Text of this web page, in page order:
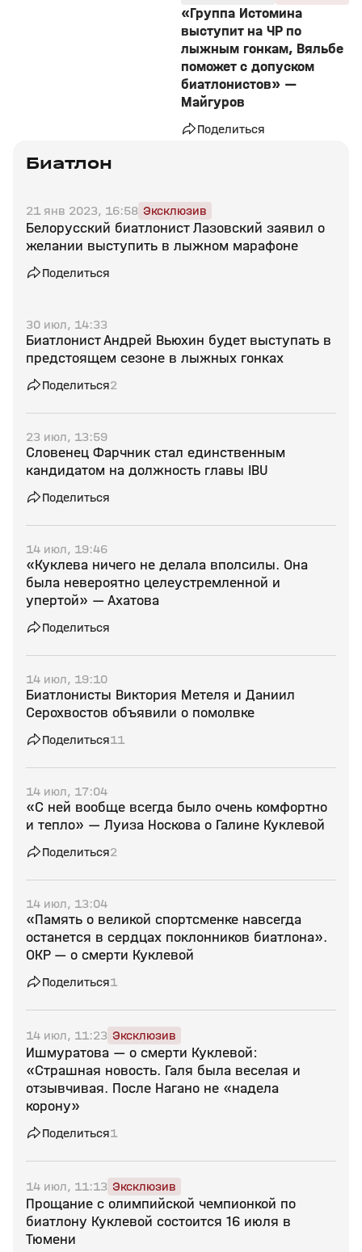
«Группа Истомина
выступит на ЧР по
лыжным гонкам, Вяльбе
поможет с допуском
биатлонистов» —
Майгуров
Поделиться
Биатлон
21 янв 2023, 16:58 Эксклюзив
Белорусский биатлонист Лазовский заявил о
желании выступить в лыжном марафоне
Поделиться
30 июл, 14:33
Биатлонист Андрей Вьюхин будет выступать в
предстоящем сезоне в лыжных гонках
Поделиться2
23 июл, 13:59
Словенец Фарчник стал единственным
кандидатом на должность главы IBU
Поделиться
14 июл, 19:46
«Куклева ничего не делала вполсилы. Она
была невероятно целеустремленной и
упертой» — Ахатова
Поделиться
14 июл, 19:10
Биатлонисты Виктория Метеля и Даниил
Серохвостов объявили о помолвке
Поделиться11
14 июл, 17:04
«С ней вообще всегда было очень комфортно
и тепло» — Луиза Носкова о Галине Куклевой
Поделиться2
14 июл, 13:04
«Память о великой спортсменке навсегда
останется в сердцах поклонников биатлона».
ОКР — о смерти Куклевой
Поделиться1
14 июл, 11:23 Эксклюзив
Ишмуратова — о смерти Куклевой:
«Страшная новость. Галя была веселая и
отзывчивая. После Нагано не «надела
корону»
Поделиться1
14 июл, 11:13 Эксклюзив
Прощание с олимпийской чемпионкой по
биатлону Куклевой состоится 16 июля в
Тюмени